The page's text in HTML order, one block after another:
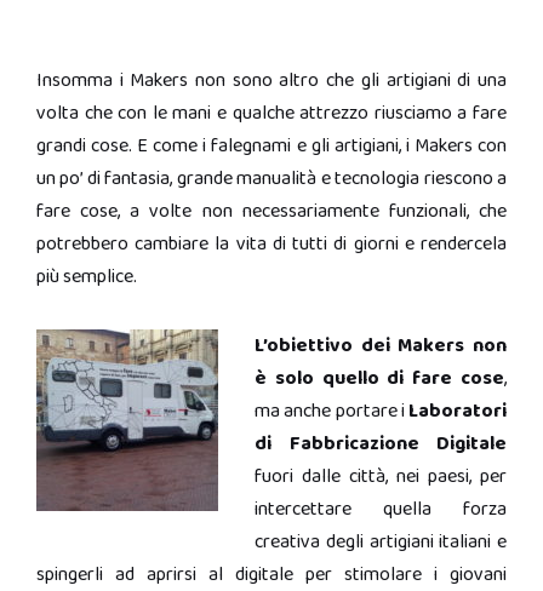
Insomma i Makers non sono altro che gli artigiani di una
volta che con le mani e qualche attrezzo riusciamo a fare
grandi cose. E come i falegnami e gli artigiani, i Makers con
un po’ di fantasia, grande manualità e tecnologia riescono a
fare cose, a volte non necessariamente funzionali, che
potrebbero cambiare la vita di tutti di giorni e rendercela
più semplice.
L’obiettivo dei Makers non
è solo quello di fare cose,
ma anche portare iLaboratori
di Fabbricazione Digitale
fuori dalle città, nei paesi, per
intercettare quella forza
creativa degli artigiani italiani e
spingerli ad aprirsi al digitale per stimolare i giovani